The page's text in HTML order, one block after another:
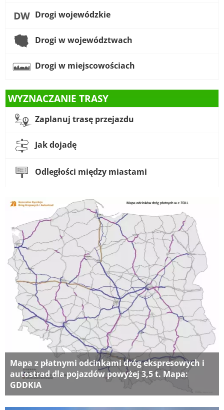
Drogi wojewódzkie
Drogi w województwach
Drogi w miejscowościach
WYZNACZANIE TRASY
Zaplanuj trasę przejazdu
Jak dojadę
Odległości między miastami
Mapa z płatnymi odcinkami dróg ekspresowych i
autostrad dla pojazdów powyżej 3,5 t. Mapa:
GDDKIA